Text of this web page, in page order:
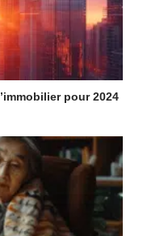
pour 2024